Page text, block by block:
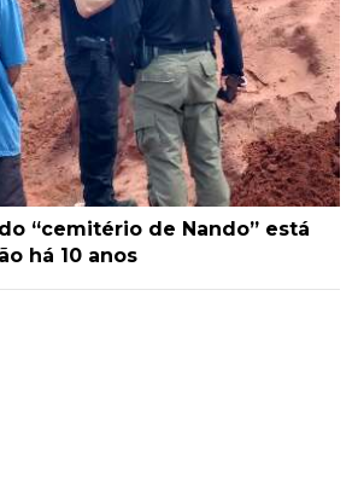
“cemitério de Nando” está
há 10 anos